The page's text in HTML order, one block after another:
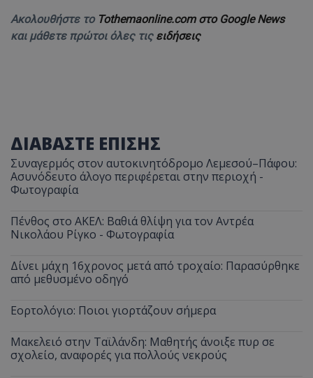
Ακολουθήστε το Tothemaonline.com στο Google News
και μάθετε πρώτοι όλες τις ειδήσεις
ΔΙΑΒΑΣΤΕ ΕΠΙΣΗΣ
Συναγερμός στον αυτοκινητόδρομο Λεμεσού–Πάφου:
Ασυνόδευτο άλογο περιφέρεται στην περιοχή -
Φωτογραφία
Πένθος στο ΑΚΕΛ: Βαθιά θλίψη για τον Αντρέα
Νικολάου Ρίγκο - Φωτογραφία
Δίνει μάχη 16χρονος μετά από τροχαίο: Παρασύρθηκε
από μεθυσμένο οδηγό
Εορτολόγιο: Ποιοι γιορτάζουν σήμερα
Μακελειό στην Ταϊλάνδη: Μαθητής άνοιξε πυρ σε
σχολείο, αναφορές για πολλούς νεκρούς